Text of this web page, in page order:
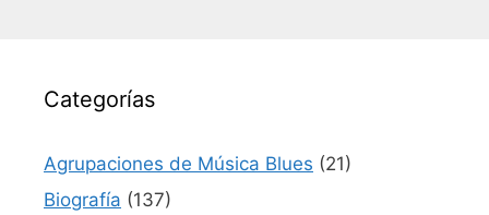
Categorías
Agrupaciones de Música Blues (21)
Biografía (137)